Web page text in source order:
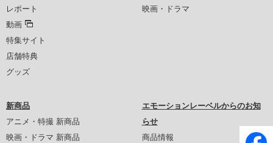
レポート
動画
特集サイト
店舗特典
グッズ
映画・ドラマ
新商品
アニメ・特撮 新商品
映画・ドラマ 新商品
エモーションレーベルからのお知
らせ
商品情報